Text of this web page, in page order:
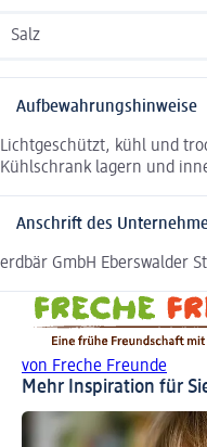
Salz
Aufbewahrungshinweise
Lichtgeschützt, kühl und
Kühlschrank lagern und
Anschrift des
erdbär GmbH Eberswalder
von Freche Freunde
Mehr Inspiration für